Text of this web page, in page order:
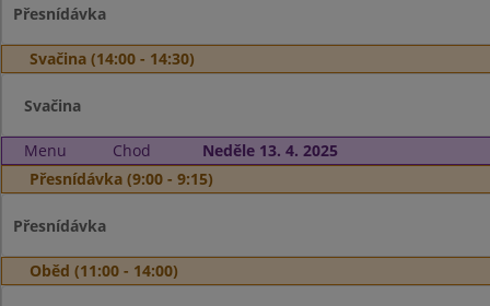
Přesnídávka
Svačina (14:00 - 14:30)
Svačina
Menu Chod
Neděle 13. 4. 2025
Přesnídávka (9:00 - 9:15)
Přesnídávka
Oběd (11:00 - 14:00)